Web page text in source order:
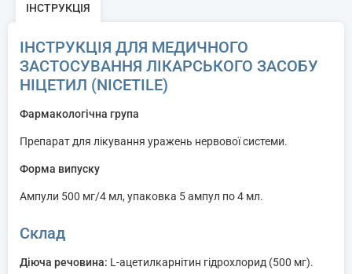
ІНСТРУКЦІЯ
ІНСТРУКЦІЯ ДЛЯ МЕДИЧНОГО
ЗАСТОСУВАННЯ ЛІКАРСЬКОГО ЗАСОБУ
НІЦЕТИЛ (NICETILE)
Фармакологічна група
Препарат для лікування уражень нервової системи.
Форма випуску
Ампули 500 мг/4 мл, упаковка 5 ампул по 4 мл.
Склад
Діюча речовина: L-ацетилкарнітин гідрохлорид (500 мг).